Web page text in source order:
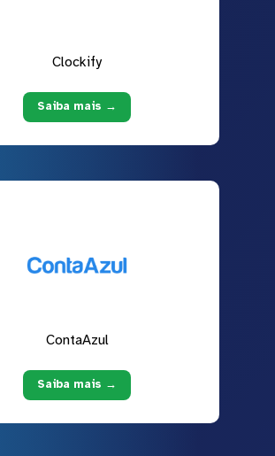
Clockify
Saiba mais →
ContaAzul
Saiba mais →